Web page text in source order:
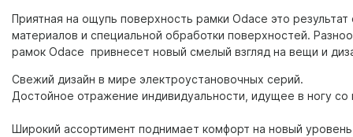
Приятная на ощупь поверхность рамки Odace это
материалов и специальной обработки поверхностей.
рамок Odace привнесет новый смелый взгляд на вещи и
Свежий дизайн в мире электроустановочных серий.
Достойное отражение индивидуальности, идущее в ногу
Широкий ассортимент поднимает комфорт на новый